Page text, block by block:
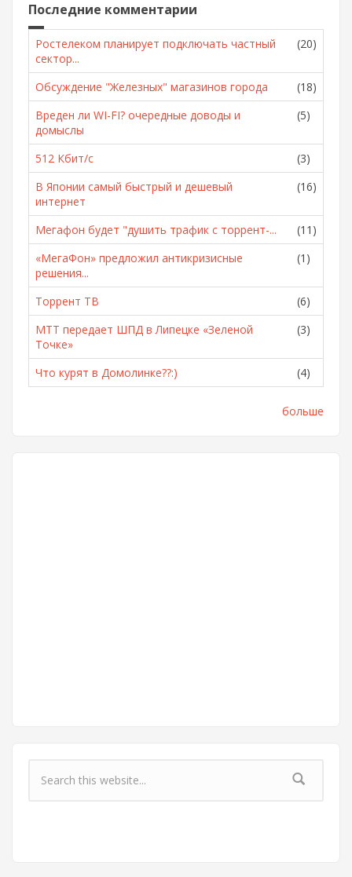
Последние комментарии
Ростелеком планирует подключать частный
сектор...
(20)
Обсуждение "Железных" магазинов города
(18)
Вреден ли WI-FI? очередные доводы и
домыслы
(5)
512 Кбит/с
(3)
В Японии самый быстрый и дешевый
интернет
(16)
Мегафон будет "душить трафик с торрент-...
(11)
«МегаФон» предложил антикризисные
решения...
(1)
Торрент ТВ
(6)
МТТ передает ШПД в Липецке «Зеленой
Точке»
(3)
Что курят в Домолинке??:) (4)
больше
Форма поиска